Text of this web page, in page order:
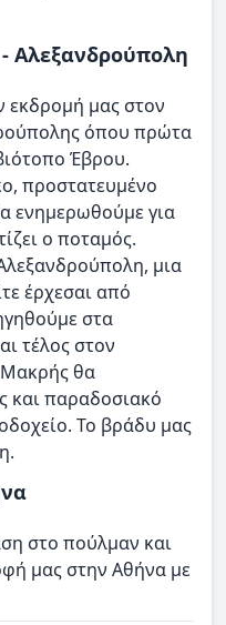
Αλεξανδρούπολη
εκδρομή μας στον
όπου πρώτα
Έβρου.
προστατευμένο
ενημερωθούμε για
ο ποταμός.
μια
έρχεσαι από
στα
τέλος στον
Μακρής θα
και παραδοσιακό
Το βράδυ μας
στο πούλμαν και
μας στην Αθήνα με